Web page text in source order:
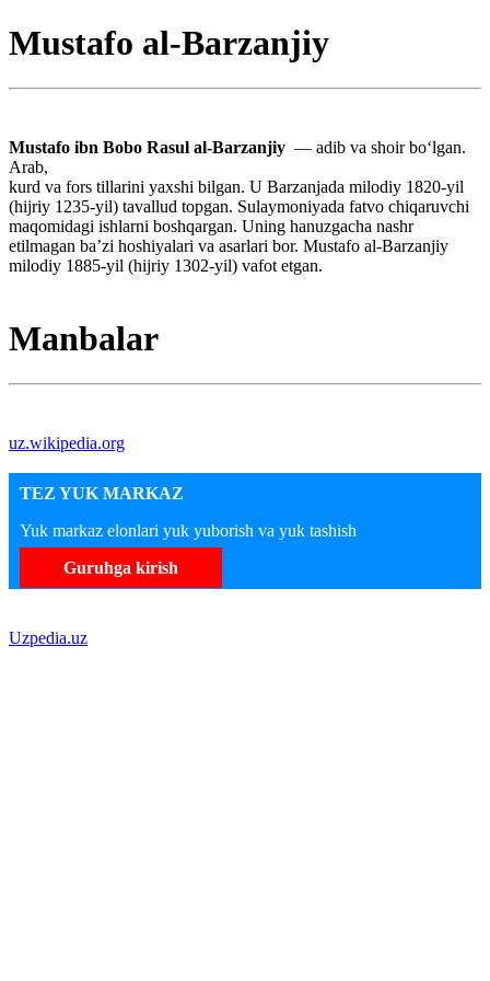
Mustafo al-Barzanjiy
Mustafo ibn Bobo Rasul al-Barzanjiy — adib va shoir bo‘lgan.
Arab,
kurd va fors tillarini yaxshi bilgan. U Barzanjada milodiy 1820-yil
(hijriy 1235-yil) tavallud topgan. Sulaymoniyada fatvo chiqaruvchi
maqomidagi ishlarni boshqargan. Uning hanuzgacha nashr
etilmagan baʼzi hoshiyalari va asarlari bor. Mustafo al-Barzanjiy
milodiy 1885-yil (hijriy 1302-yil) vafot etgan.
Manbalar
uz.wikipedia.org
TEZ YUK MARKAZ
Yuk markaz elonlari yuk yuborish va yuk tashish
Guruhga kirish
Uzpedia.uz